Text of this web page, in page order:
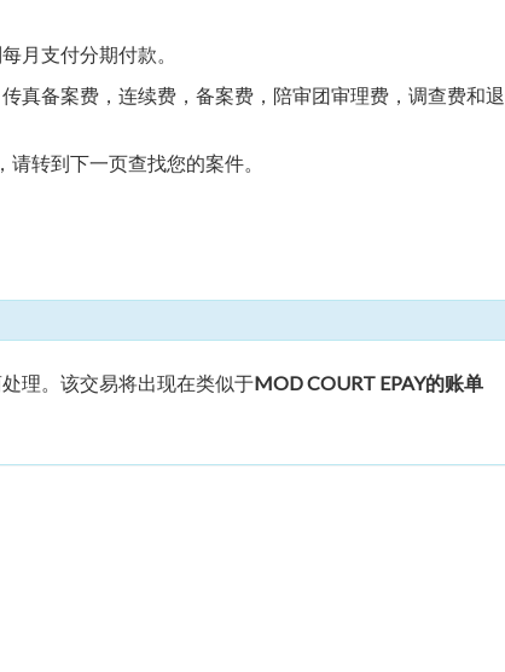
月支付分期付款。
真备案费，连续费，备案费，陪审团审理费，调查费和退
转到下一页查找您的案件。
理。该交易将出现在类似于MOD COURT EPAY的账单